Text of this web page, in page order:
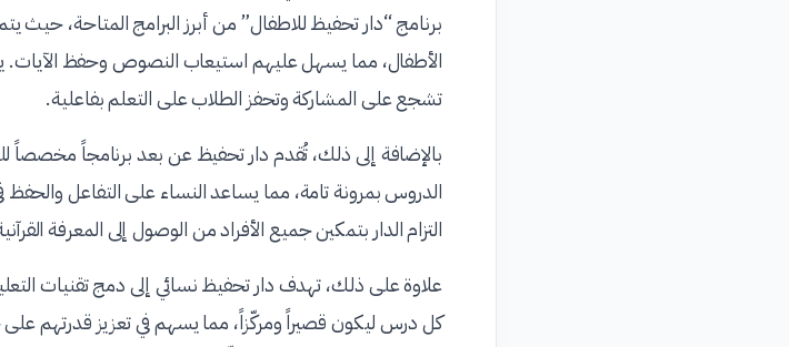
برنامج “دار تحفيظ للاطفال” من أبرز البرامج المتاحة،
الأطفال، مما يسهل عليهم استيعاب النصوص وحفظ الآيات.
تشجع على المشاركة وتحفز الطلاب على التعلم بفاعلية.
بالإضافة إلى ذلك، تُقدم دار تحفيظ عن بعد برنامجاً مخصصاً
الدروس بمرونة تامة، مما يساعد النساء على التفاعل
التزام الدار بتمكين جميع الأفراد من الوصول إلى المعرفة
علاوة على ذلك، تهدف دار تحفيظ نسائي إلى دمج تقنيات
كل درس ليكون قصيراً ومركّزاً، مما يسهم في تعزيز قدرتهم على